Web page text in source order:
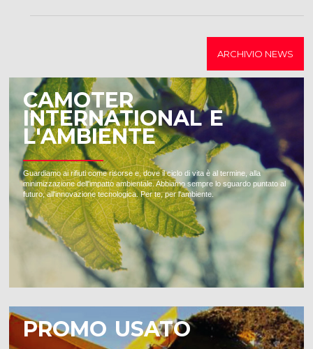
ARCHIVIO NEWS
CAMOTER
INTERNATIONAL E
L'AMBIENTE
Guardiamo ai rifiuti come risorse e, dove il ciclo di vita è al termine, alla
minimizzazione dell'impatto ambientale. Abbiamo sempre lo sguardo puntato al
futuro, all'innovazione tecnologica. Per te, per l'ambiente.
PROMO USATO